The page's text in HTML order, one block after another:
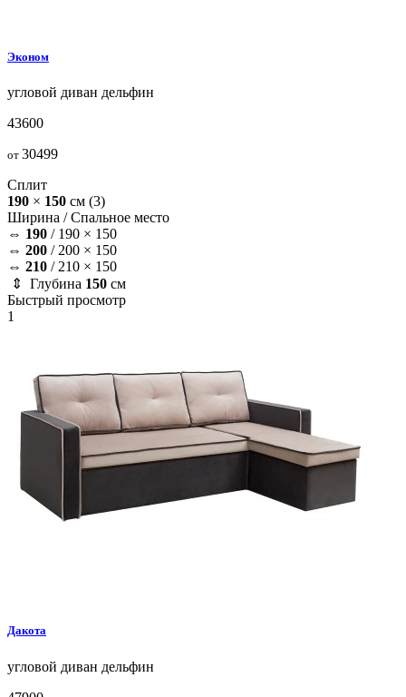
Эконом
угловой диван дельфин
43600
от 30499
Сплит
190 × 150 см (3)
Ширина /Спальное место
⇔ 190 / 190 × 150
⇔ 200 / 200 × 150
⇔ 210 / 210 × 150
⇕ Глубина 150 см
Быстрый просмотр
1
Дакота
угловой диван дельфин